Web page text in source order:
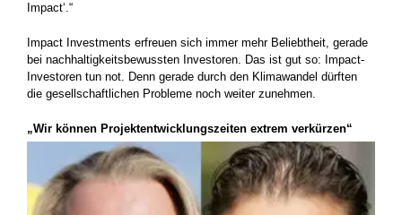
Impact‘.“
Impact Investments ­erfreuen sich immer mehr Beliebtheit, gerade
bei nachhaltigkeitsbewussten Investoren. Das ist gut so: Impact­-
Investoren tun not. Denn gerade durch den Klimawandel dürften
die gesellschaftlichen Probleme noch weiter zunehmen.
„Wir können Projektentwicklungszeiten extrem verkürzen“